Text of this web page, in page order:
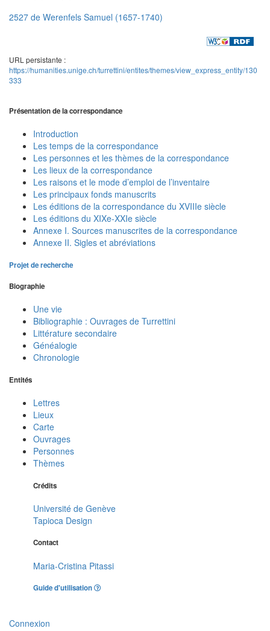
2527 de Werenfels Samuel (1657-1740)
URL persistante :
https://humanities.unige.ch/turrettini/entites/themes/view_express_entity/130
333
Présentation de la correspondance
Introduction
Les temps de la correspondance
Les personnes et les thèmes de la correspondance
Les lieux de la correspondance
Les raisons et le mode d’emploi de l’inventaire
Les principaux fonds manuscrits
Les éditions de la correspondance du XVIIIe siècle
Les éditions du XIXe-XXIe siècle
Annexe I. Sources manuscrites de la correspondance
Annexe II. Sigles et abréviations
Projet de recherche
Biographie
Une vie
Bibliographie : Ouvrages de Turrettini
Littérature secondaire
Généalogie
Chronologie
Entités
Lettres
Lieux
Carte
Ouvrages
Personnes
Thèmes
Crédits
Université de Genève
Tapioca Design
Contact
Maria-Cristina Pitassi
Guide d'utilisation
Connexion